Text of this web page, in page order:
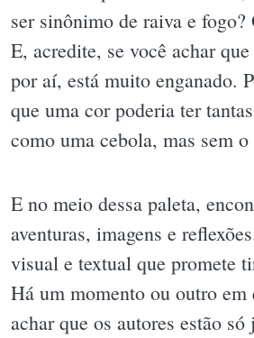
ser sinônimo de raiva e
E, acredite, se você achar
por aí, está muito enganado.
que uma cor poderia ter
como uma cebola, mas sem
E no meio dessa paleta,
aventuras, imagens e
visual e textual que promete
Há um momento ou outro em
achar que os autores estão